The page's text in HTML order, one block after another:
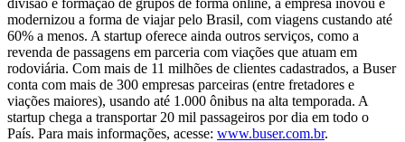
modernizou a forma de viajar pelo Brasil, com viagens custando até
60% a menos. A startup oferece ainda outros serviços, como a
revenda de passagens em parceria com viações que atuam em
rodoviária. Com mais de 11 milhões de clientes cadastrados, a Buser
conta com mais de 300 empresas parceiras (entre fretadores e
viações maiores), usando até 1.000 ônibus na alta temporada. A
startup chega a transportar 20 mil passageiros por dia em todo o
País. Para mais informações, acesse: www.buser.com.br.